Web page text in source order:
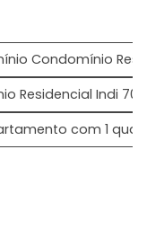
Condomínio
Residencial Indi 70
com 1